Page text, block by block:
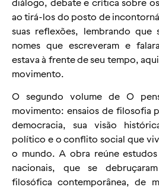
diálogo, debate e crítica sobre
ao tirá-los do posto de
suas reflexões, lembrando
nomes que escreveram e
estava à frente de seu tempo,
movimento.
O segundo volume de O
movimento: ensaios de filosofia
democracia, sua visão
político e o conflito social que
o mundo. A obra reúne
nacionais, que se
filosófica contemporânea, de